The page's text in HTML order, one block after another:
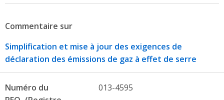
Commentaire sur
Simplification et mise à jour des exigences de
déclaration des émissions de gaz à effet de serre
Numéro du
013-4595